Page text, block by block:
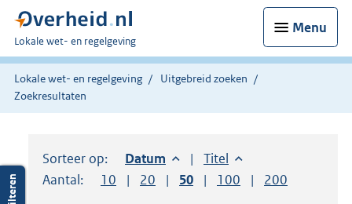
Menu
U
bent
hier:
Lokale wet- en regelgeving
Lokale wet- en regelgeving
Uitgebreid zoeken
Zoekresultaten
Sorteer op: Sorteer op:
Datum aflopendSorteer op:
Titel oplopend
Aantal:
Toon
10 resultaten per pagina
Toon
20 resultaten per pagina
Toon
50 resultaten per pagina
Toon
100 resultaten per
Toon
200